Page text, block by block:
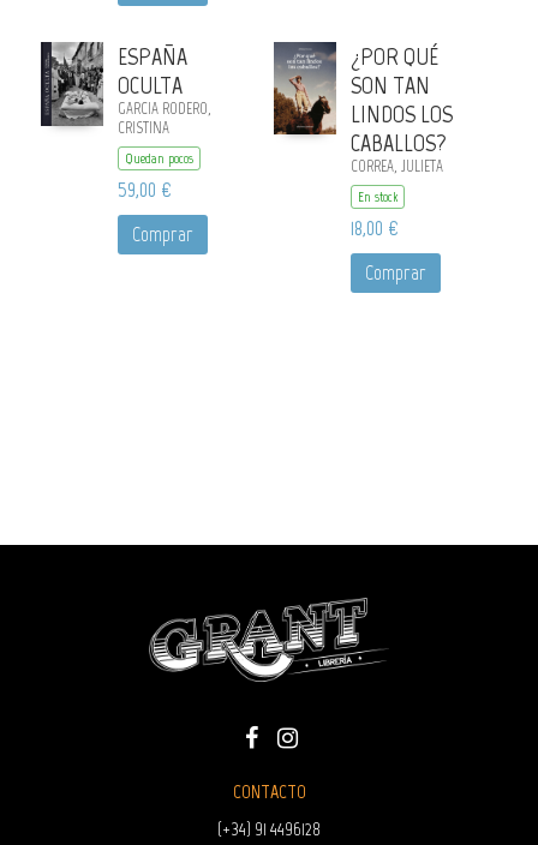
ESPAÑA
OCULTA
GARCIA RODERO,
CRISTINA
Quedan pocos
59,00 €
Comprar
¿POR QUÉ
SON TAN
LINDOS LOS
CABALLOS?
CORREA, JULIETA
En stock
18,00 €
Comprar
CONTACTO
(+34) 91 4496128